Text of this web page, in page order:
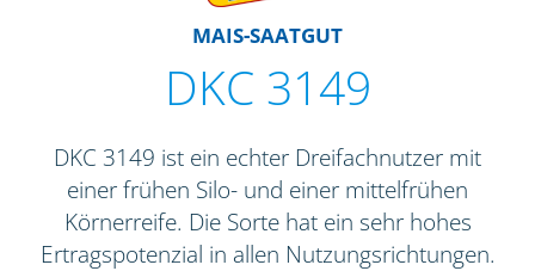
MAIS-SAATGUT
DKC 3149
DKC 3149 ist ein echter Dreifachnutzer mit
einer frühen Silo- und einer mittelfrühen
Körnerreife. Die Sorte hat ein sehr hohes
Ertragspotenzial in allen Nutzungsrichtungen.